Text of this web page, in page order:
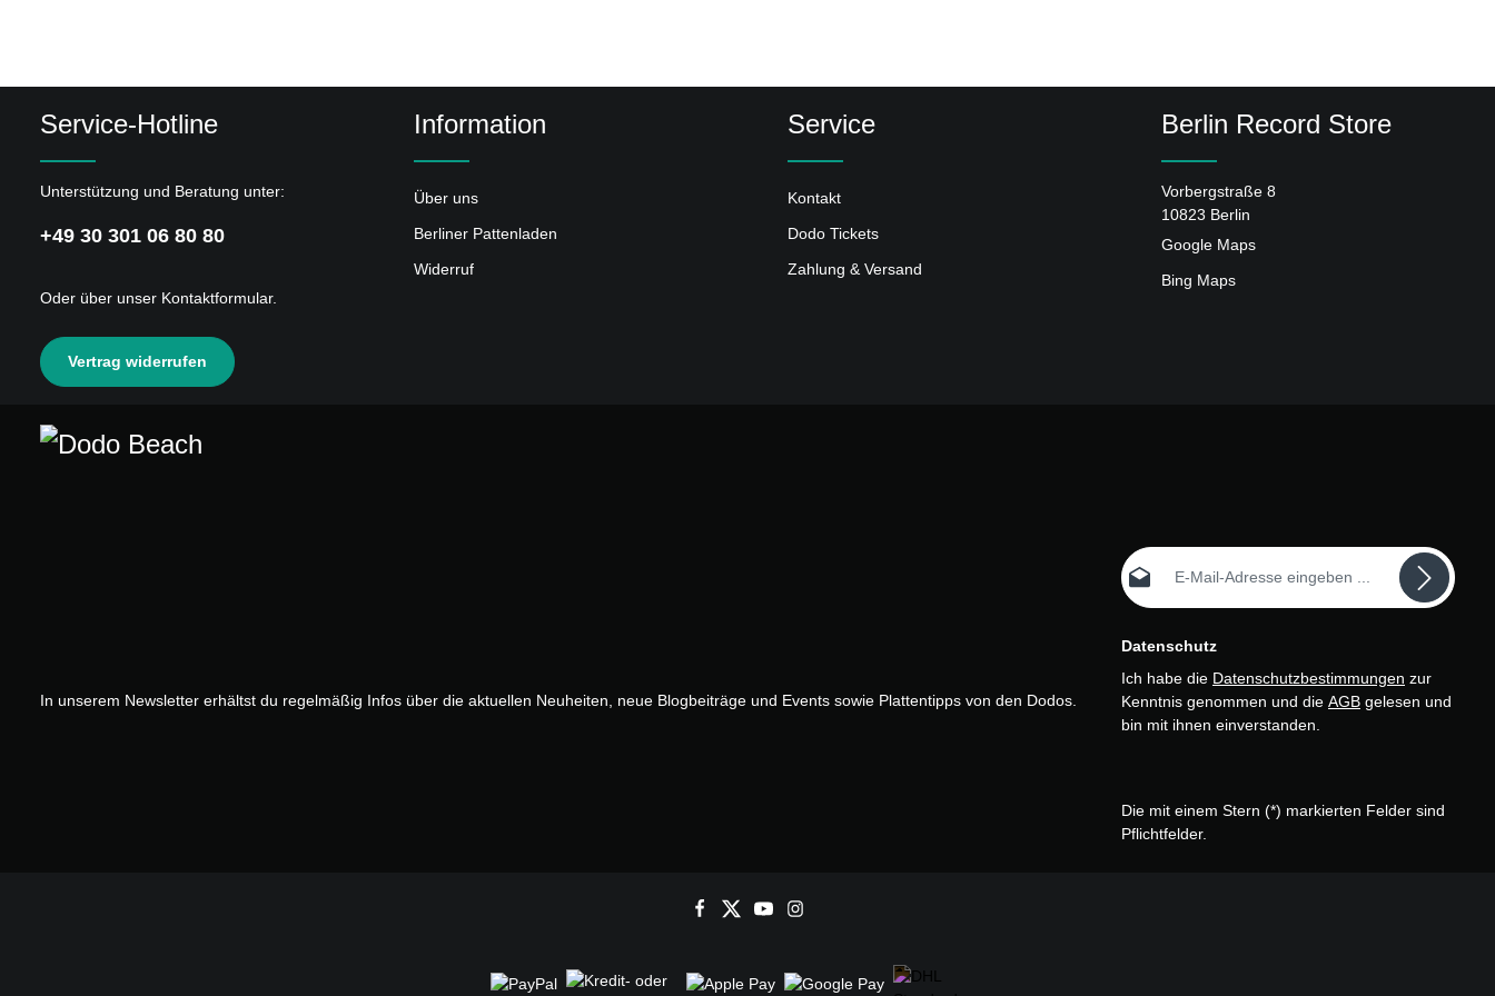
Service-Hotline
Unterstützung und Beratung unter:
+49 30 301 06 80 80
Oder über unser Kontaktformular.
Vertrag widerrufen
Information
Über uns
Berliner Pattenladen
Widerruf
Service
Kontakt
Dodo Tickets
Zahlung & Versand
Berlin Record Store
Vorbergstraße 8
10823 Berlin
Google Maps
Bing Maps
In unserem Newsletter erhältst du regelmäßig Infos über die aktuellen Neuheiten, neue Blogbeiträge und Events sowie Plattentipps von den Dodos.
E-Mail-Adresse*
Datenschutz
Ich habe die Datenschutzbestimmungen zur
Kenntnis genommen und die AGB gelesen und
bin mit ihnen einverstanden.
Die mit einem Stern (*) markierten Felder sind
Pflichtfelder.